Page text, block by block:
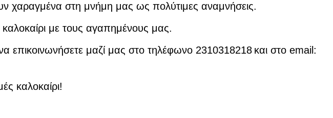
χαραγμένα στη μνήμη μας ως πολύτιμες αναμνήσεις.
με τους αγαπημένους μας.
επικοινωνήσετε μαζί μας στο τηλέφωνο 2310318218 και στο email:
καλοκαίρι!